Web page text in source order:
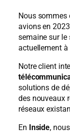
Nous sommes
avions en
semaine sur le
actuellement à
Notre client
solutions de
des nouveaux
réseaux
En Inside,